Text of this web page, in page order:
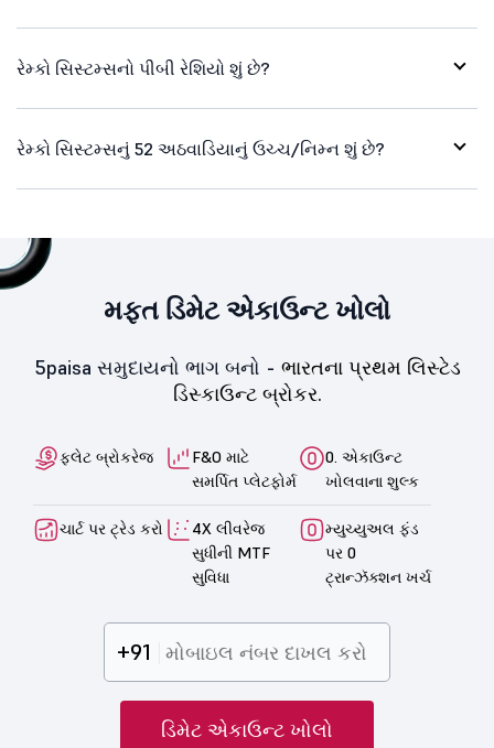
રેમ્કો સિસ્ટમ્સનો પીબી રેશિયો શું છે?
રેમ્કો સિસ્ટમ્સનું 52 અઠવાડિયાનું ઉચ્ચ/નિમ્ન શું છે?
મફત ડિમેટ એકાઉન્ટ ખોલો
5paisa સમુદાયનો ભાગ બનો - ભારતના પ્રથમ લિસ્ટેડ
ડિસ્કાઉન્ટ બ્રોકર.
ફ્લેટ બ્રોકરેજ
F&O માટે
સમર્પિત પ્લેટફોર્મ
0. એકાઉન્ટ
ખોલવાના શુલ્ક
ચાર્ટ પર ટ્રેડ કરો
4X લીવરેજ
સુધીની MTF
સુવિધા
મ્યુચ્યુઅલ ફંડ
પર 0
ટ્રાન્ઝૅક્શન ખર્ચ
+91
ડિમેટ એકાઉન્ટ ખોલો